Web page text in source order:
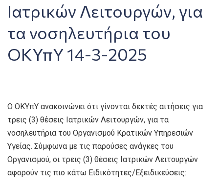
Ιατρικών Λειτουργών, για
τα νοσηλευτήρια του
ΟΚΥπΥ 14-3-2025
Ο ΟΚΥπΥ ανακοινώνει ότι γίνονται δεκτές αιτήσεις για
τρεις (3) θέσεις Ιατρικών Λειτουργών, για τα
νοσηλευτήρια του Οργανισμού Κρατικών Υπηρεσιών
Υγείας. Σύμφωνα με τις παρούσες ανάγκες του
Οργανισμού, οι τρεις (3) θέσεις Ιατρικών Λειτουργών
αφορούν τις πιο κάτω Ειδικότητες/Εξειδικεύσεις: